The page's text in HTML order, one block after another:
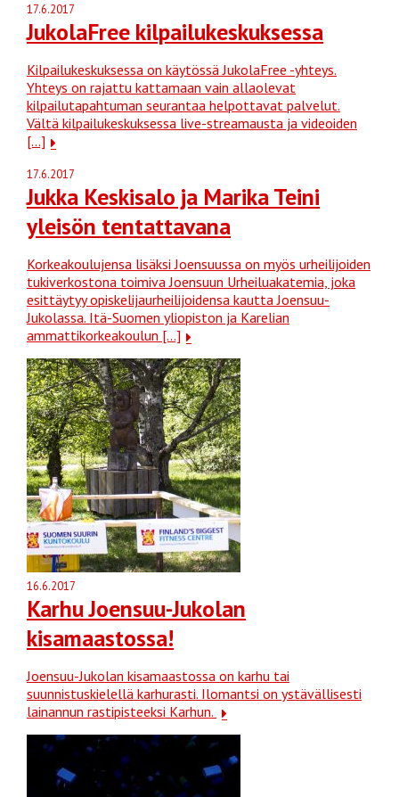
17.6.2017
JukolaFree kilpailukeskuksessa
Kilpailukeskuksessa on käytössä JukolaFree -yhteys.
Yhteys on rajattu kattamaan vain allaolevat
kilpailutapahtuman seurantaa helpottavat palvelut.
Vältä kilpailukeskuksessa live-streamausta ja videoiden
[…]
17.6.2017
Jukka Keskisalo ja Marika Teini
yleisön tentattavana
Korkeakoulujensa lisäksi Joensuussa on myös urheilijoiden
tukiverkostona toimiva Joensuun Urheiluakatemia, joka
esittäytyy opiskelijaurheilijoidensa kautta Joensuu-
Jukolassa. Itä-Suomen yliopiston ja Karelian
ammattikorkeakoulun […]
16.6.2017
Karhu Joensuu-Jukolan
kisamaastossa!
Joensuu-Jukolan kisamaastossa on karhu tai
suunnistuskielellä karhurasti. Ilomantsi on ystävällisesti
lainannun rastipisteeksi Karhun.